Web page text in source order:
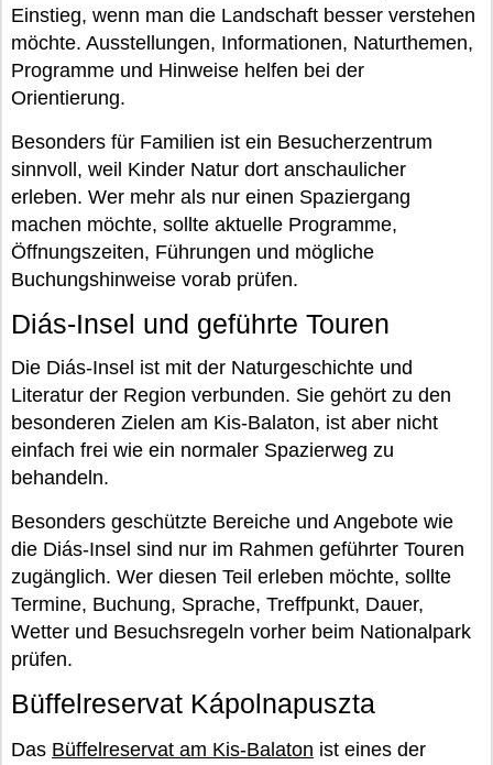
Einstieg, wenn man die Landschaft besser verstehen
möchte. Ausstellungen, Informationen, Naturthemen,
Programme und Hinweise helfen bei der
Orientierung.
Besonders für Familien ist ein Besucherzentrum
sinnvoll, weil Kinder Natur dort anschaulicher
erleben. Wer mehr als nur einen Spaziergang
machen möchte, sollte aktuelle Programme,
Öffnungszeiten, Führungen und mögliche
Buchungshinweise vorab prüfen.
Diás-Insel und geführte Touren
Die Diás-Insel ist mit der Naturgeschichte und
Literatur der Region verbunden. Sie gehört zu den
besonderen Zielen am Kis-Balaton, ist aber nicht
einfach frei wie ein normaler Spazierweg zu
behandeln.
Besonders geschützte Bereiche und Angebote wie
die Diás-Insel sind nur im Rahmen geführter Touren
zugänglich. Wer diesen Teil erleben möchte, sollte
Termine, Buchung, Sprache, Treffpunkt, Dauer,
Wetter und Besuchsregeln vorher beim Nationalpark
prüfen.
Büffelreservat Kápolnapuszta
Das Büffelreservat am Kis-Balaton ist eines der